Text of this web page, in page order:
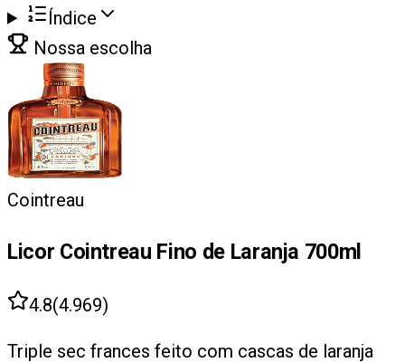
Índice
Nossa escolha
Cointreau
Licor Cointreau Fino de Laranja 700ml
4.8(4.969)
Triple sec frances feito com cascas de laranja